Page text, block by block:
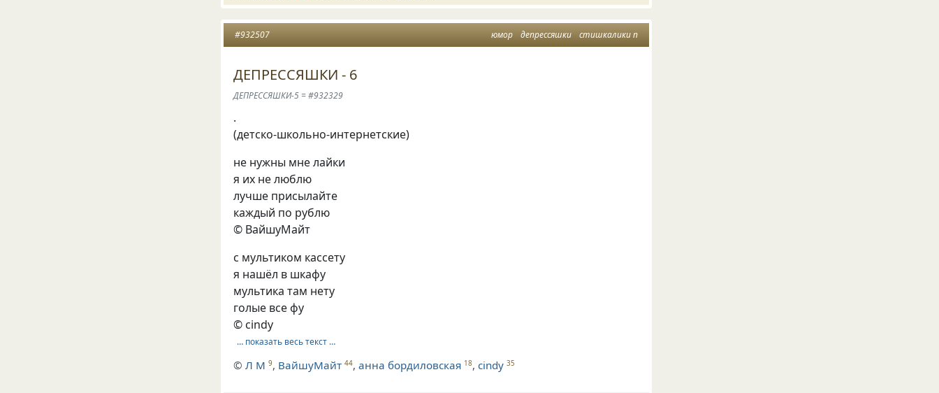
юмор депрессяшки стишкалики п
#932507
ДЕПРЕССЯШКИ - 6
ДЕПРЕССЯШКИ-5 = #932329
.
(детско-школьно-интернетские)
не нужны мне лайки
я их не люблю
лучше присылайте
каждый по рублю
© ВайшуМайт
с мультиком кассету
я нашёл в шкафу
мультика там нету
голые все фу
© cindy
… показать весь текст …
©Л М 9, ВайшуМайт 44,анна бордиловская 18,cindy 35